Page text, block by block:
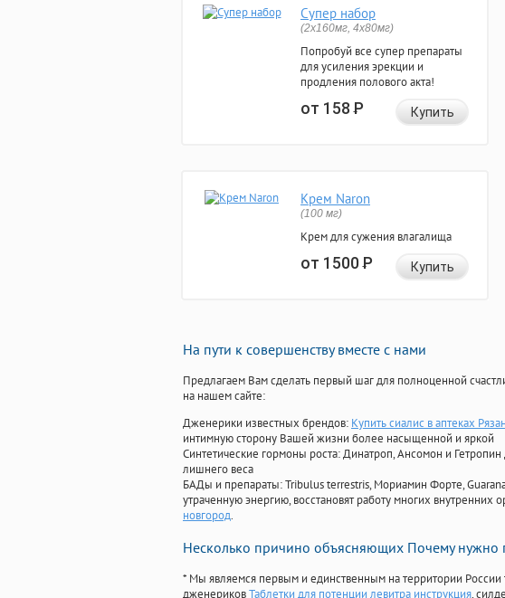
Супер набор
(2х160мг, 4х80мг)
Попробуй все супер препараты
для усиления эрекции и
продления полового акта!
от 158Р Купить
Крем Naron
(100 мг)
Крем для сужения влагалища
от 1500Р Купить
На пути к совершенству вместе с нами
Предлагаем Вам сделать первый шаг для полноценной
на нашем сайте:
Дженерики известных брендов: Купить сиалис в аптеках
интимную сторону Вашей жизни более насыщенной и яркой
Синтетические гормоны роста: Динатроп, Ансомон и
лишнего веса
БАДы и препараты:Tribulus terrestris, Мориамин Форте,
утраченную энергию, восстановят работу многих внутренних
новгород.
Несколько причино объясняющих Почему нужно
* Мы являемся первым и единственным на территории
дженериковТаблетки для потенции левитра инструкция,